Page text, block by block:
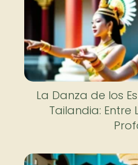
La Danza de los
Tailandia: Entre